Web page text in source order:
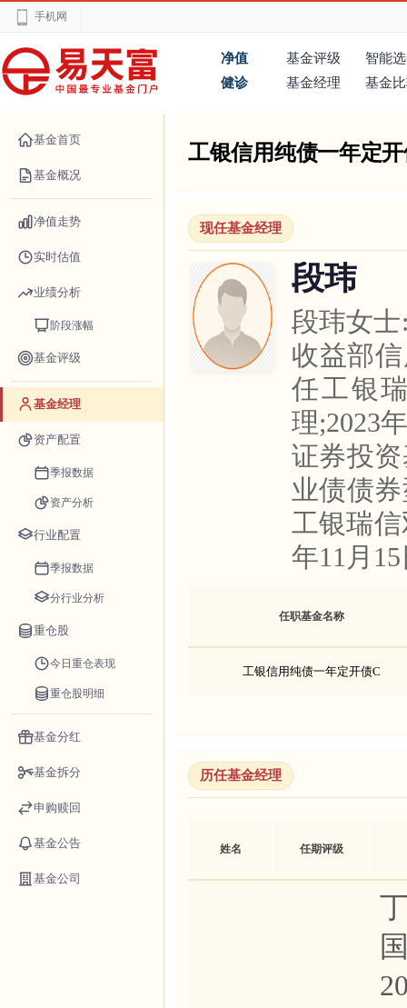
手机网
净值 基金评级
智能
健诊
基金经理 基金
基金首页
基金概况
净值走势
实时估值
业绩分析
阶段涨幅
基金评级
基金经理
资产配置
季报数据
资产分析
行业配置
季报数据
分行业分析
重仓股
今日重仓表现
重仓股明细
基金分红
基金拆分
申购赎回
基金公告
基金公司
工银信用纯债一年定
现任基金经理
段玮
段玮女
收益部
任工银
理;2023
证券投
业债债
工银瑞
年11月
任职基金名称
工银信用纯债一年定开债C
历任基金经理
姓名 任期评级